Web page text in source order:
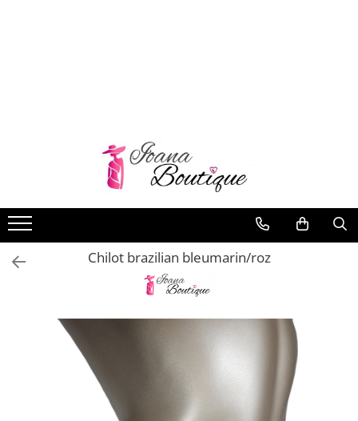
Chiloti clasici
Chiloti tanga
Compleuri & body-uri
Maiouri dama
Chilot brazilian bleumarin/roz